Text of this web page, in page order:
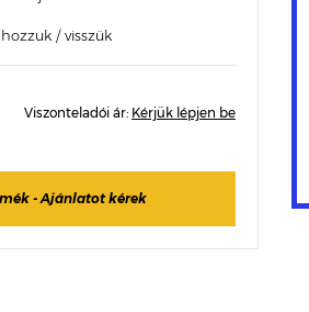
/ visszük
Viszonteladói ár: Kérjük lépjen be
- Ajánlatot kérek